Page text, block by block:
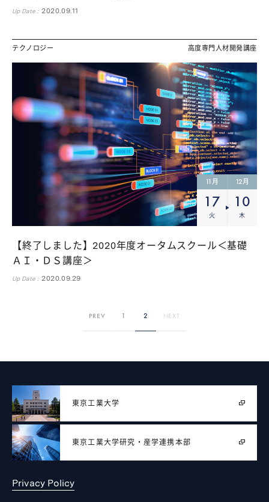
Up Date : 2020.09.11
テクノロジー 高度専門人材開発講座
11 月 12月
17
火
10
木
【終了しました】2020年度オータムスクール＜基礎
ＡＩ・ＤＳ講座＞
Up Date : 2020.09.29
PREV 1 2 NEXT
東京工業大学
東京工業大学研究・産学連携本部
Privacy Policy